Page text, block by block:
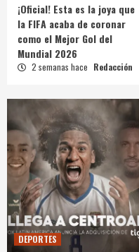
¡Oficial! Esta es la joya que
la FIFA acaba de coronar
como el Mejor Gol del
Mundial 2026
2 semanas hace Redacción
DEPORTES